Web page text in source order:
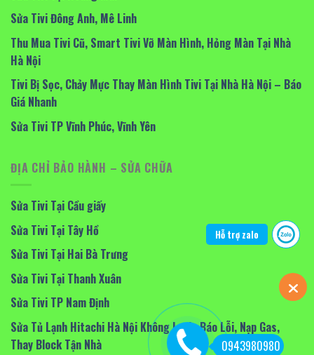
Sửa Tivi Đông Anh, Mê Linh
Thu Mua Tivi Cũ, Smart Tivi Vỡ Màn Hình, Hỏng Màn Tại Nhà
Hà Nội
Tivi Bị Sọc, Chảy Mực Thay Màn Hình Tivi Tại Nhà Hà Nội – Báo
Giá Nhanh
Sửa Tivi TP Vĩnh Phúc, Vĩnh Yên
ĐỊA CHỈ BẢO HÀNH – SỬA CHỮA
Sửa Tivi Tại Cầu giấy
Sửa Tivi Tại Tây Hồ
Sửa Tivi Tại Hai Bà Trưng
Sửa Tivi Tại Thanh Xuân
Sửa Tivi TP Nam Định
Sửa Tủ Lạnh Hitachi Hà Nội Không Lạnh, Báo Lỗi, Nạp Gas,
Thay Block Tận Nhà
0943980980
Hỗ trợ zalo